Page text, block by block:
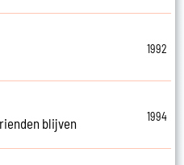
1992
blijven
1994